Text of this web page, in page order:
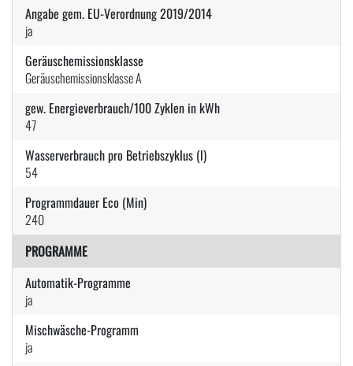
Angabe gem. EU-Verordnung 2019/2014
ja
Geräuschemissionsklasse
Geräuschemissionsklasse A
gew. Energieverbrauch/100 Zyklen in kWh
47
Wasserverbrauch pro Betriebszyklus (l)
54
Programmdauer Eco (Min)
240
PROGRAMME
Automatik-Programme
ja
Mischwäsche-Programm
ja